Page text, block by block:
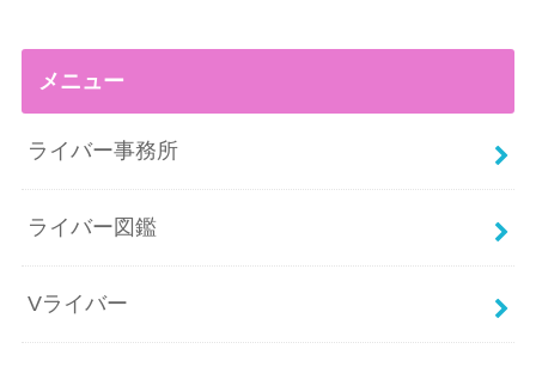
メニュー
ライバー事務所
ライバー図鑑
Vライバー